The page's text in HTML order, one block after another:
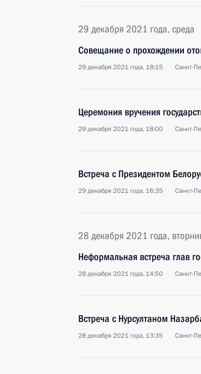
29 декабря 2021 года, среда
Совещание о прохождении
29 декабря 2021 года, 18:15 Санкт-
Церемония вручения
29 декабря 2021 года, 18:00 Санкт-
Встреча с Президентом
29 декабря 2021 года, 16:35 Санкт-
28 декабря 2021 года,
Неформальная встреча глав
28 декабря 2021 года, 14:50 Санкт-
Встреча с Нурсултаном
28 декабря 2021 года, 13:35 Санкт-